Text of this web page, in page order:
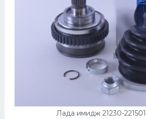
Лада имидж 21230-